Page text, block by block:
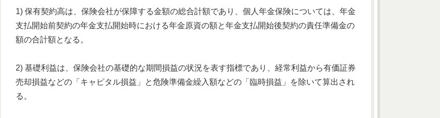
1) 保有契約高は、保険会社が保障する金額の総合計額であり、個人年金保険については、年金
支払開始前契約の年金支払開始時における年金原資の額と年金支払開始後契約の責任準備金の
額の合計額となる。
2) 基礎利益は、保険会社の基礎的な期間損益の状況を表す指標であり、経常利益から有価証券
売却損益などの「キャピタル損益」と危険準備金繰入額などの「臨時損益」を除いて算出され
る。